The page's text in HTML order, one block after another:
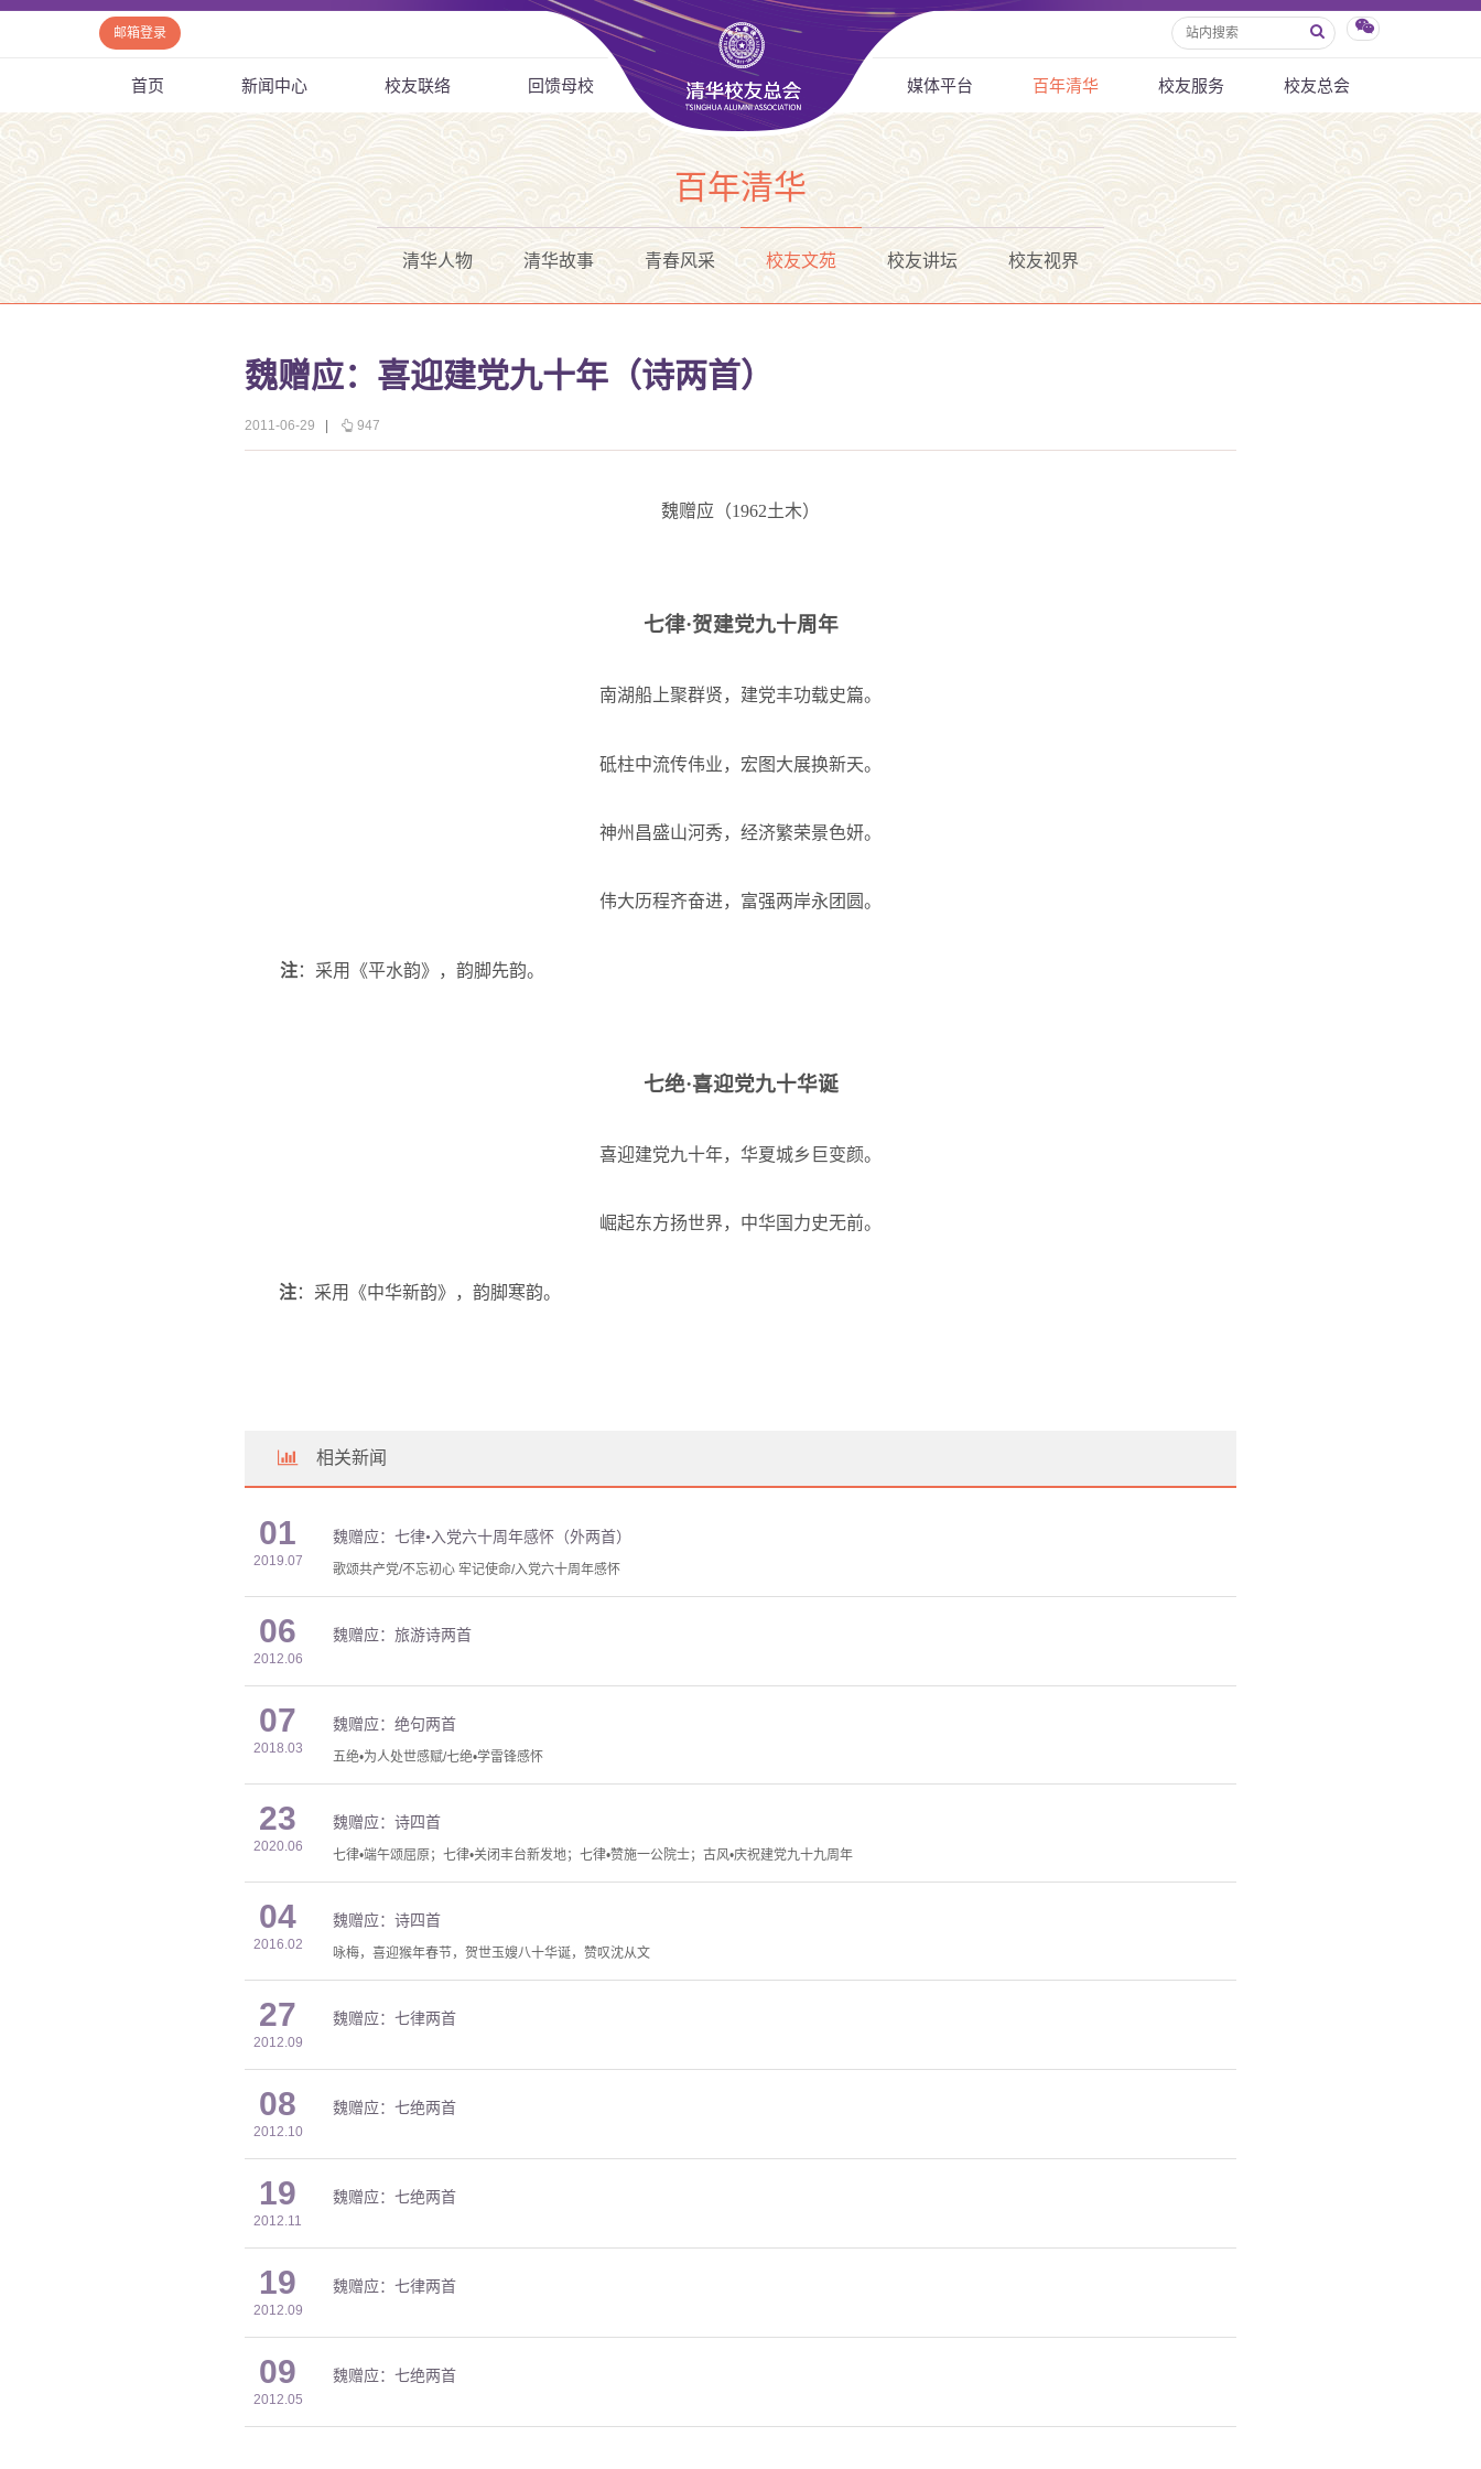
邮箱登录
首页 新闻中心 校友联络 回馈母校 媒体平台 百年清华 校友服务 校友总会
百年清华
清华人物 清华故事 青春风采 校友文苑 校友讲坛 校友视界
魏赠应：喜迎建党九十年（诗两首）
2011-06-29 947
魏赠应（1962土木）
七律·贺建党九十周年
南湖船上聚群贤，建党丰功载史篇。
砥柱中流传伟业，宏图大展换新天。
神州昌盛山河秀，经济繁荣景色妍。
伟大历程齐奋进，富强两岸永团圆。
注：采用《平水韵》，韵脚先韵。
七绝·喜迎党九十华诞
喜迎建党九十年，华夏城乡巨变颜。
崛起东方扬世界，中华国力史无前。
注：采用《中华新韵》，韵脚寒韵。
相关新闻
01
2019.07
魏赠应：七律•入党六十周年感怀（外两首）
歌颂共产党/不忘初心 牢记使命/入党六十周年感怀
06
2012.06
魏赠应：旅游诗两首
07
2018.03
魏赠应：绝句两首
五绝•为人处世感赋/七绝•学雷锋感怀
23
2020.06
魏赠应：诗四首
七律•端午颂屈原；七律•关闭丰台新发地；七律•赞施一公院士；古风•庆祝建党九十九周年
04
2016.02
魏赠应：诗四首
咏梅，喜迎猴年春节，贺世玉嫂八十华诞，赞叹沈从文
27
2012.09
魏赠应：七律两首
08
2012.10
魏赠应：七绝两首
19
2012.11
魏赠应：七绝两首
19
2012.09
魏赠应：七律两首
09
2012.05
魏赠应：七绝两首